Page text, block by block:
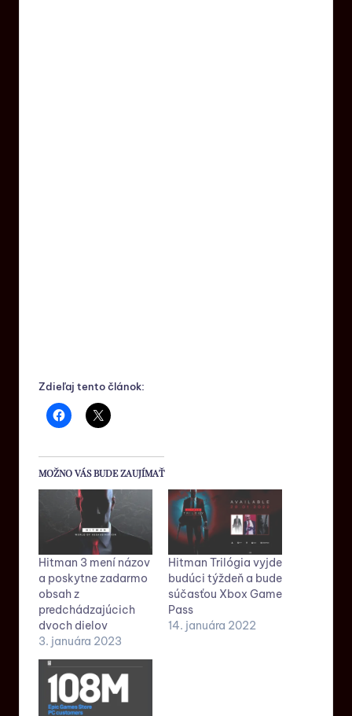
Zdieľaj tento článok:
MOŽNO VÁS BUDE ZAUJÍMAŤ
Hitman 3 mení názov
a poskytne zadarmo
obsah z
predchádzajúcich
dvoch dielov
3. januára 2023
Hitman Trilógia vyjde
budúci týždeň a bude
súčasťou Xbox Game
Pass
14. januára 2022